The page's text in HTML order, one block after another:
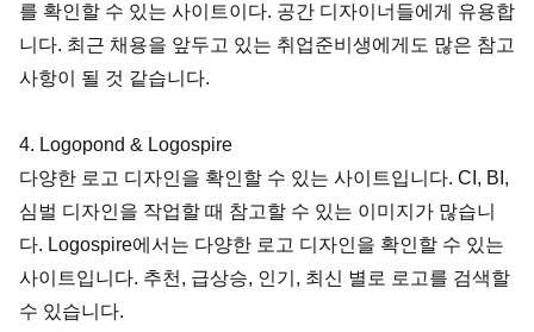
를 확인할 수 있는 사이트이다. 공간 디자이너들에게 유용합
니다. 최근 채용을 앞두고 있는 취업준비생에게도 많은 참고
사항이 될 것 같습니다.
4. Logopond & Logospire
다양한 로고 디자인을 확인할 수 있는 사이트입니다. CI, BI,
심벌 디자인을 작업할 때 참고할 수 있는 이미지가 많습니
다. Logospire에서는 다양한 로고 디자인을 확인할 수 있는
사이트입니다. 추천, 급상승, 인기, 최신 별로 로고를 검색할
수 있습니다.